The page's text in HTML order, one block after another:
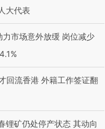
大代表
力市场意外放缓 岗位减少
回流香港 外籍工作签证翻
锂矿仍处停产状态 其动向